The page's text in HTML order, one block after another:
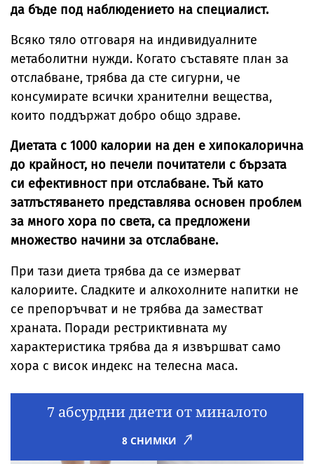
да бъде под наблюдението на специалист.
Всяко тяло отговаря на индивидуалните
метаболитни нужди. Когато съставяте план за
отслабване, трябва да сте сигурни, че
консумирате всички хранителни вещества,
които поддържат добро общо здраве.
Диетата с 1000 калории на ден е хипокалорична
до крайност, но печели почитатели с бързата
си ефективност при отслабване. Тъй като
затлъстяването представлява основен проблем
за много хора по света, са предложени
множество начини за отслабване.
При тази диета трябва да се измерват
калориите. Сладките и алкохолните напитки не
се препоръчват и не трябва да заместват
храната. Поради рестриктивната му
характеристика трябва да я извършват само
хора с висок индекс на телесна маса.
7 абсурдни диети от миналото
8 СНИМКИ